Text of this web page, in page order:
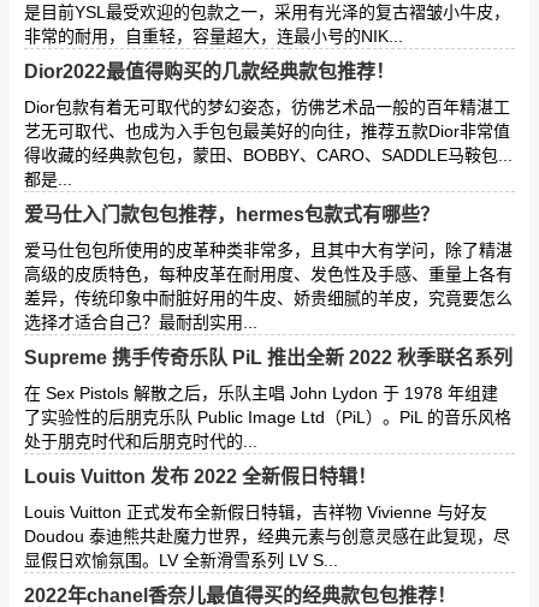
是目前YSL最受欢迎的包款之一，采用有光泽的复古褶皱小牛皮，
非常的耐用，自重轻，容量超大，连最小号的NIK...
Dior2022最值得购买的几款经典款包推荐！
Dior包款有着无可取代的梦幻姿态，彷佛艺术品一般的百年精湛工
艺无可取代、也成为入手包包最美好的向往，推荐五款Dior非常值
得收藏的经典款包包，蒙田、BOBBY、CARO、SADDLE马鞍包...
都是...
爱马仕入门款包包推荐，hermes包款式有哪些？
爱马仕包包所使用的皮革种类非常多，且其中大有学问，除了精湛
高级的皮质特色，每种皮革在耐用度、发色性及手感、重量上各有
差异，传统印象中耐脏好用的牛皮、娇贵细腻的羊皮，究竟要怎么
选择才适合自己？最耐刮实用...
Supreme 携手传奇乐队 PiL 推出全新 2022 秋季联名系列
在 Sex Pistols 解散之后，乐队主唱 John Lydon 于 1978 年组建
了实验性的后朋克乐队 Public Image Ltd（PiL）。PiL 的音乐风格
处于朋克时代和后朋克时代的...
Louis Vuitton 发布 2022 全新假日特辑！
Louis Vuitton 正式发布全新假日特辑，吉祥物 Vivienne 与好友
Doudou 泰迪熊共赴魔力世界，经典元素与创意灵感在此复现，尽
显假日欢愉氛围。LV 全新滑雪系列 LV S...
2022年chanel香奈儿最值得买的经典款包包推荐！